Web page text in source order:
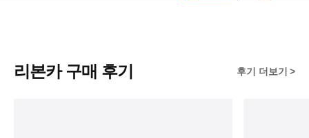
리본카 구매 후기 후기 더보기